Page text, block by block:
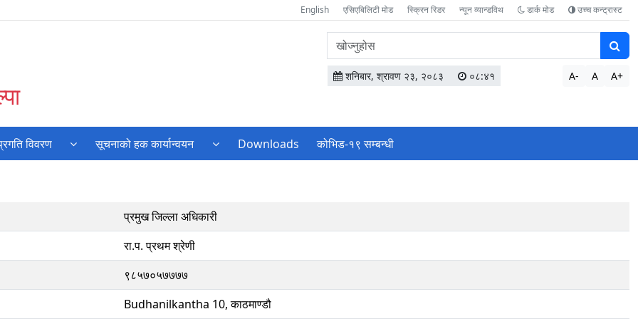
English एसिएबिलिटी मोड स्क्रिन रिडर न्यून व्यान्डविथ डार्क मोड उच्च कन्ट्रास्ट
वेबसाइटमा
सामग्री
खोज्नुहोस
शनिबार, श्रावण २३, २०८३ ०८:४१ A- A A+
विवरण सूचनाको हक कार्यान्वयन Downloads कोभिड-१९ सम्बन्धी
प्रमुख जिल्ला अधिकारी
रा.प. प्रथम श्रेणी
९८५७०५७७७७
Budhanilkantha 10, काठमाण्डौ